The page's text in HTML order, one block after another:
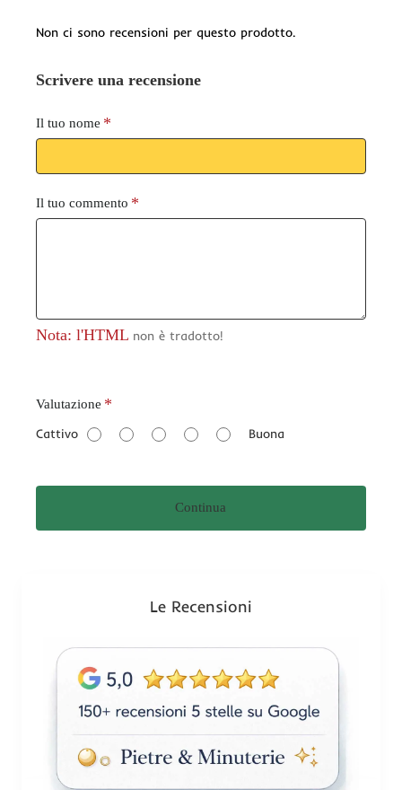
Non ci sono recensioni per questo prodotto.
Scrivere una recensione
Il tuo nome
Il tuo commento
Nota: l'HTML non è tradotto!
V
l
t
z
Valutazione
Cattivo Buona
Continua
Le Recensioni